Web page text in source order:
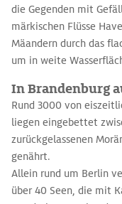
die Gegenden mit
märkischen Flüsse
Mäandern durch das
um in weite
In Brandenburg
Rund 3000 von
liegen ­eingebettet
zurückgelassenen
genährt.
Allein rund um Berlin
über 40 Seen, die mit